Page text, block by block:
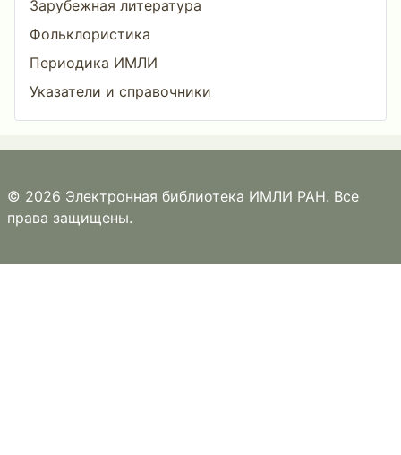
Зарубежная литература
Фольклористика
Периодика ИМЛИ
Указатели и справочники
© 2026 Электронная библиотека ИМЛИ РАН. Все
права защищены.